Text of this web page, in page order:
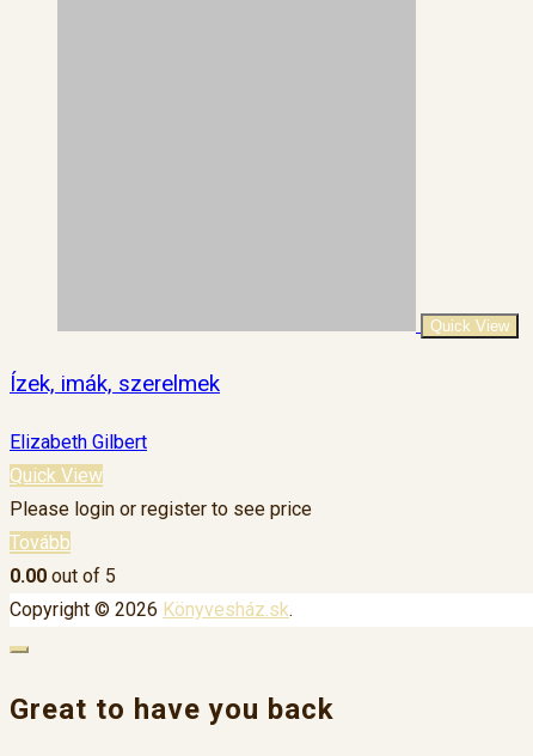
Quick View
Ízek, imák, szerelmek
Elizabeth Gilbert
Quick View
Please login or register to see price
Tovább
0.00 out of 5
Copyright © 2026 Könyvesház.sk.
Great to have you back